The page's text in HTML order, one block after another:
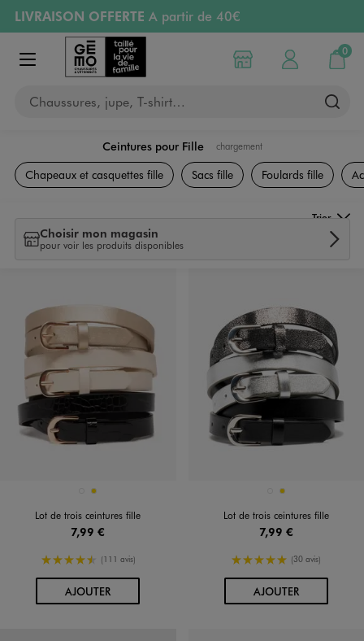
Aller au contenu principal
Aller à la navigation
LIVRAISON OFFERTE A partir de 40€
RETRAIT ET LIVRAISON OFFERTE
en magasin
PAYEZ EN 3x SANS FRAIS
Retours OFFERTS
pendant 30 jours
Afficher le menu
Chaussures, jupe, T-shirt…
Choisir mon magasin
Mon compte
0
Mon
Ceintures pour Fille chargement
Accessoires et Sacs
Chapeaux et casquettes fille Sacs fille Foulards fille
Choisir mon magasin
pour voir les produits disponibles
Trier
Disponible en 2 coloris
NOIR STANDARD
OR
Lot de trois ceintures fille
7,99 €
4.5/5 de moyenne
(111 avis)
AJOUTERAU PANIER
Disponible en 2 coloris
NOIR STANDARD
OR
Lot de trois ceintures fille
7,99 €
5/5 de moyenne
(30 avis)
AJOUTERAU PANIER